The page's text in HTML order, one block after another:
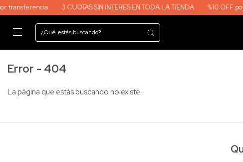
3 CUOTAS SIN INTERES EN TODA LA TIENDA %10 OFF por
Error - 404
La página que estás buscando no existe.